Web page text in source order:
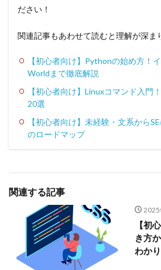
ださい！
関連記事もあわせて読むと理解が深ま
【初心者向け】Pythonの始め方！
Worldまで徹底解説
【初心者向け】Linuxコマンド入門
20選
【初心者向け】未経験・文系から
のロードマップ
関連する記事
2025
【初
き方
わか